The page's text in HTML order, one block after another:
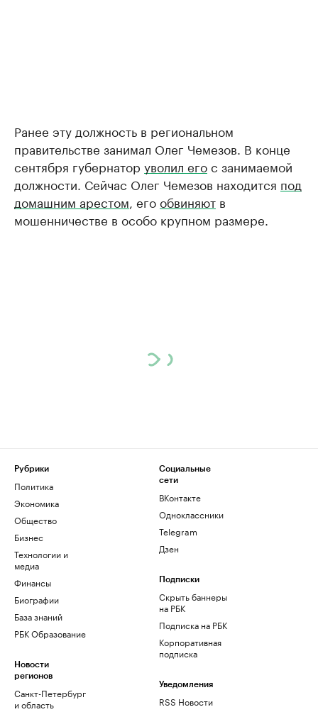
Ранее эту должность в региональном
правительстве занимал Олег Чемезов. В конце
сентября губернатор уволил егос занимаемой
должности. Сейчас Олег Чемезов находится под
домашним арестом , егообвиняют в
мошенничестве в особо крупном размере.
Рубрики
Политика
Экономика
Общество
Бизнес
Технологии и
медиа
Финансы
Биографии
База знаний
РБК Образование
Новости
регионов
Санкт-Петербург
и область
Социальные
сети
ВКонтакте
Одноклассники
Telegram
Дзен
Подписки
Скрыть баннеры
на РБК
Подписка на РБК
Корпоративная
подписка
Уведомления
RSS Новости